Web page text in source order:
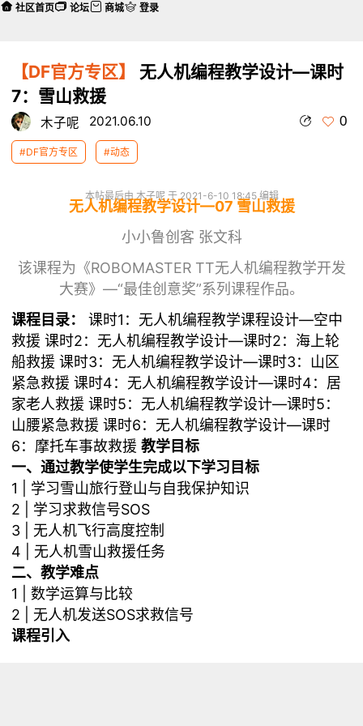
【DF官方专区】
无人机编程教学设计—课时
7：雪山救援
木子呢 2021.06.10 0
#DF官方专区 #动态
本帖最后由 木子呢 于 2021-6-10 18:45 编辑
无人机编程教学设计—07 雪山救援
小小鲁创客 张文科
该课程为《ROBOMASTER TT无人机编程教学开发
大赛》—“最佳创意奖”系列课程作品。
课程目录：
课时1： 无人机编程教学课程设计—空中
救援 课时2： 无人机编程教学设计—课时2：海上轮
船救援 课时3： 无人机编程教学设计—课时3：山区
紧急救援 课时4： 无人机编程教学设计—课时4：居
家老人救援 课时5： 无人机编程教学设计—课时5：
山腰紧急救援 课时6： 无人机编程教学设计—课时
6：摩托车事故救援 教学目标
一、通过教学使学生完成以下学习目标
1 | 学习雪山旅行登山与自我保护知识
2 | 学习求救信号SOS
3 | 无人机飞行高度控制
4 | 无人机雪山救援任务
二、教学难点
1 | 数学运算与比较
2 | 无人机发送SOS求救信号
课程引入
社区首页 论坛 商城 登录